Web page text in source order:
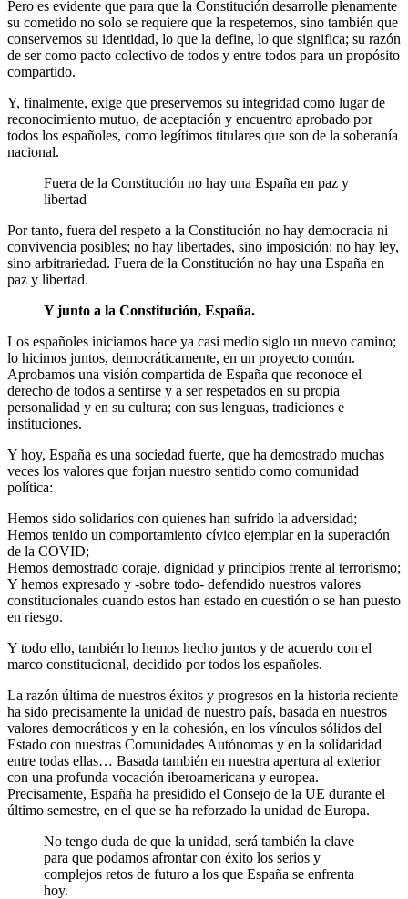
Pero es evidente que para que la Constitución desarrolle plenamente
su cometido no solo se requiere que la respetemos, sino también que
conservemos su identidad, lo que la define, lo que significa; su razón
de ser como pacto colectivo de todos y entre todos para un propósito
compartido.
Y, finalmente, exige que preservemos su integridad como lugar de
reconocimiento mutuo, de aceptación y encuentro aprobado por
todos los españoles, como legítimos titulares que son de la soberanía
nacional.
Fuera de la Constitución no hay una España en paz y
libertad
Por tanto, fuera del respeto a la Constitución no hay democracia ni
convivencia posibles; no hay libertades, sino imposición; no hay ley,
sino arbitrariedad. Fuera de la Constitución no hay una España en
paz y libertad.
Y junto a la Constitución, España.
Los españoles iniciamos hace ya casi medio siglo un nuevo camino;
lo hicimos juntos, democráticamente, en un proyecto común.
Aprobamos una visión compartida de España que reconoce el
derecho de todos a sentirse y a ser respetados en su propia
personalidad y en su cultura; con sus lenguas, tradiciones e
instituciones.
Y hoy, España es una sociedad fuerte, que ha demostrado muchas
veces los valores que forjan nuestro sentido como comunidad
política:
Hemos sido solidarios con quienes han sufrido la adversidad;
Hemos tenido un comportamiento cívico ejemplar en la superación
de la COVID;
Hemos demostrado coraje, dignidad y principios frente al terrorismo;
Y hemos expresado y -sobre todo- defendido nuestros valores
constitucionales cuando estos han estado en cuestión o se han puesto
en riesgo.
Y todo ello, también lo hemos hecho juntos y de acuerdo con el
marco constitucional, decidido por todos los españoles.
La razón última de nuestros éxitos y progresos en la historia reciente
ha sido precisamente la unidad de nuestro país, basada en nuestros
valores democráticos y en la cohesión, en los vínculos sólidos del
Estado con nuestras Comunidades Autónomas y en la solidaridad
entre todas ellas… Basada también en nuestra apertura al exterior
con una profunda vocación iberoamericana y europea.
Precisamente, España ha presidido el Consejo de la UE durante el
último semestre, en el que se ha reforzado la unidad de Europa.
No tengo duda de que la unidad, será también la clave
para que podamos afrontar con éxito los serios y
complejos retos de futuro a los que España se enfrenta
hoy.